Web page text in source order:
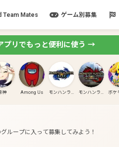
Team Mates ゲーム別募集
プリでもっと便利に使う →
神 Among Us モンハンライズ モンハンライズ:サンブレイク
ループに入って募集してみよう！